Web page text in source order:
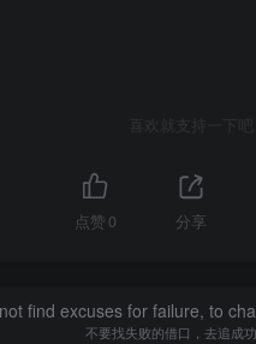
喜欢就支持一下吧
点赞 0 分享
find excuses for failure, to
不要找失败的借口，去追成